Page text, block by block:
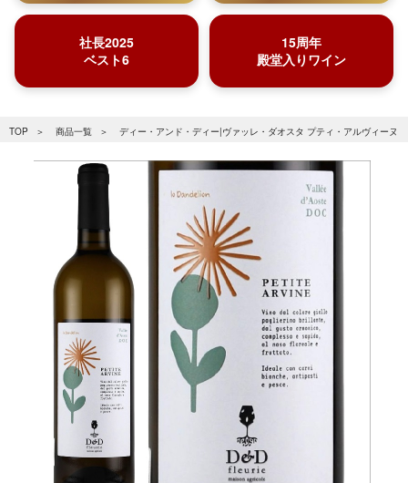
社長2025
ベスト6
15周年
殿堂入りワイン
TOP 商品一覧 ディー・アンド・ディー|ヴァッレ・ダオスタ プティ・アルヴィーヌ